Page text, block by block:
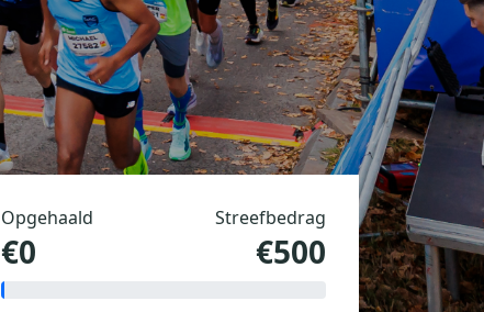
Opgehaald
€0
Streefbedrag
€500